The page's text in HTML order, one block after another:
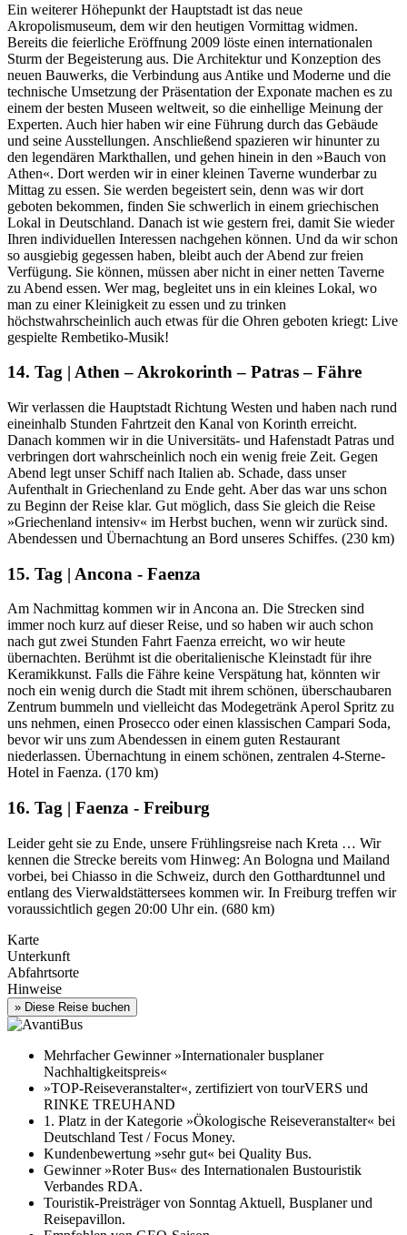
Ein weiterer Höhepunkt der Hauptstadt ist das neue
Akropolismuseum, dem wir den heutigen Vormittag widmen.
Bereits die feierliche Eröffnung 2009 löste einen internationalen
Sturm der Begeisterung aus. Die Architektur und Konzeption des
neuen Bauwerks, die Verbindung aus Antike und Moderne und die
technische Umsetzung der Präsentation der Exponate machen es zu
einem der besten Museen weltweit, so die einhellige Meinung der
Experten. Auch hier haben wir eine Führung durch das Gebäude
und seine Ausstellungen. Anschließend spazieren wir hinunter zu
den legendären Markthallen, und gehen hinein in den »Bauch von
Athen«. Dort werden wir in einer kleinen Taverne wunderbar zu
Mittag zu essen. Sie werden begeistert sein, denn was wir dort
geboten bekommen, finden Sie schwerlich in einem griechischen
Lokal in Deutschland. Danach ist wie gestern frei, damit Sie wieder
Ihren individuellen Interessen nachgehen können. Und da wir schon
so ausgiebig gegessen haben, bleibt auch der Abend zur freien
Verfügung. Sie können, müssen aber nicht in einer netten Taverne
zu Abend essen. Wer mag, begleitet uns in ein kleines Lokal, wo
man zu einer Kleinigkeit zu essen und zu trinken
höchstwahrscheinlich auch etwas für die Ohren geboten kriegt: Live
gespielte Rembetiko-Musik!
14. Tag | Athen – Akrokorinth – Patras – Fähre
Wir verlassen die Hauptstadt Richtung Westen und haben nach rund
eineinhalb Stunden Fahrtzeit den Kanal von Korinth erreicht.
Danach kommen wir in die Universitäts- und Hafenstadt Patras und
verbringen dort wahrscheinlich noch ein wenig freie Zeit. Gegen
Abend legt unser Schiff nach Italien ab. Schade, dass unser
Aufenthalt in Griechenland zu Ende geht. Aber das war uns schon
zu Beginn der Reise klar. Gut möglich, dass Sie gleich die Reise
»Griechenland intensiv« im Herbst buchen, wenn wir zurück sind.
Abendessen und Übernachtung an Bord unseres Schiffes. (230 km)
15. Tag | Ancona - Faenza
Am Nachmittag kommen wir in Ancona an. Die Strecken sind
immer noch kurz auf dieser Reise, und so haben wir auch schon
nach gut zwei Stunden Fahrt Faenza erreicht, wo wir heute
übernachten. Berühmt ist die oberitalienische Kleinstadt für ihre
Keramikkunst. Falls die Fähre keine Verspätung hat, könnten wir
noch ein wenig durch die Stadt mit ihrem schönen, überschaubaren
Zentrum bummeln und vielleicht das Modegetränk Aperol Spritz zu
uns nehmen, einen Prosecco oder einen klassischen Campari Soda,
bevor wir uns zum Abendessen in einem guten Restaurant
niederlassen. Übernachtung in einem schönen, zentralen 4-Sterne-
Hotel in Faenza. (170 km)
16. Tag | Faenza - Freiburg
Leider geht sie zu Ende, unsere Frühlingsreise nach Kreta … Wir
kennen die Strecke bereits vom Hinweg: An Bologna und Mailand
vorbei, bei Chiasso in die Schweiz, durch den Gotthardtunnel und
entlang des Vierwaldstättersees kommen wir. In Freiburg treffen wir
voraussichtlich gegen 20:00 Uhr ein. (680 km)
Karte
Unterkunft
Abfahrtsorte
Hinweise
Mehrfacher Gewinner »Internationaler busplaner
Nachhaltigkeitspreis«
»TOP-Reiseveranstalter«, zertifiziert von tourVERS und
RINKE TREUHAND
1. Platz in der Kategorie »Ökologische Reiseveranstalter« bei
Deutschland Test / Focus Money.
Kundenbewertung »sehr gut« bei Quality Bus.
Gewinner »Roter Bus« des Internationalen Bustouristik
Verbandes RDA.
Touristik-Preisträger von Sonntag Aktuell, Busplaner und
Reisepavillon.